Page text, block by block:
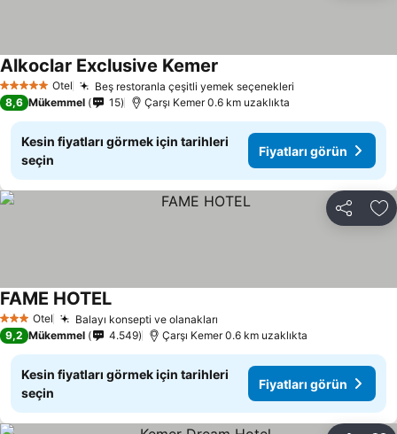
5 Yıldız Otel Beş restoranla çeşitli yemek seçenekleri
Alkoclar Exclusive Kemer
8,6 Mükemmel 15 Çarşı Kemer 0.6 km uzaklıkta
Kesin fiyatları görmek için tarihleri
seçin
Fiyatları görün
Paylaş
3 YıldızOtel Balayı konsepti ve olanakları
FAME HOTELFiyatları görün
9,2 Mükemmel 4.549 Çarşı Kemer 0.6 km uzaklıkta
Kesin fiyatları görmek için tarihleri
seçin
Fiyatları görün